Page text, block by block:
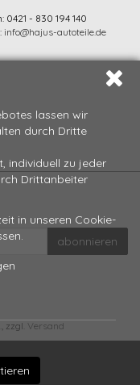
lassen wir
durch Dritte
individuell zu jeder
Drittanbeiter
in unseren Cookie-
0421 - 830 194 140
info@hajus-autoteile.de
abonnieren
zzgl. Versand